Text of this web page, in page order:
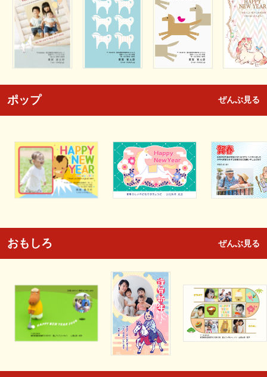
ポップ ぜんぶ見る
おもしろ ぜんぶ見る